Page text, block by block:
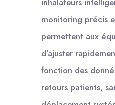
monitoring précis
permettent aux
d’ajuster
fonction des
retours patients,